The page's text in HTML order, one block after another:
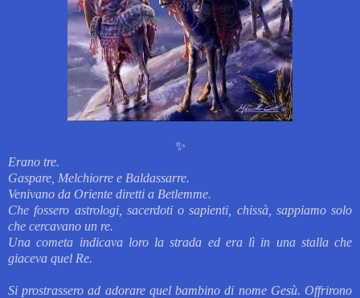
✨️
Erano tre.
Gaspare, Melchiorre e Baldassarre.
Venivano da Oriente diretti a Betlemme.
Che fossero astrologi, sacerdoti o sapienti, chissà, sappiamo solo
che cercavano un re.
Una cometa indicava loro la strada ed era lì in una stalla che
giaceva quel Re.
Si prostrassero ad adorare quel bambino di nome Gesù. Offrirono